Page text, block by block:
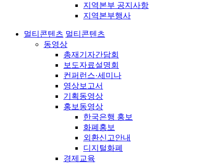
지역본부 공지사항
지역본부행사
멀티콘텐츠 멀티콘텐츠
동영상
총재기자간담회
보도자료설명회
컨퍼런스·세미나
영상보고서
기획동영상
홍보동영상
한국은행 홍보
화폐홍보
외환신고안내
디지털화폐
경제교육